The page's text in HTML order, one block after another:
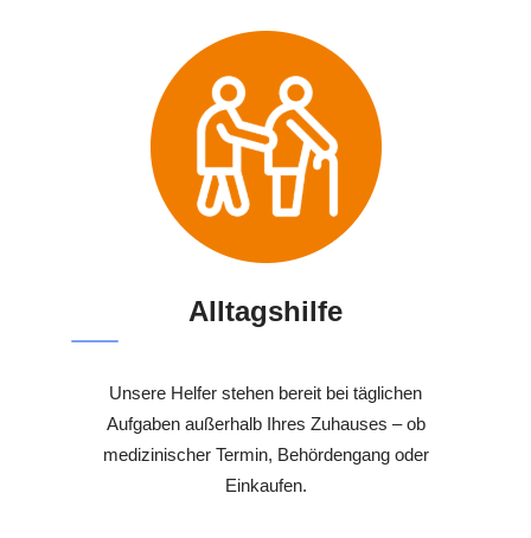
Alltagshilfe
Unsere Helfer stehen bereit bei täglichen
Aufgaben außerhalb Ihres Zuhauses – ob
medizinischer Termin, Behördengang oder
Einkaufen.